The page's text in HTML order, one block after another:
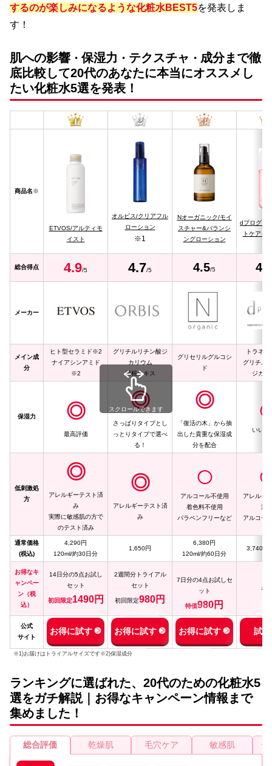
するのが楽しみになるような化粧水BEST5を発表しま
す！
肌への影響 ・保湿力 ・ テクスチャ ・ 成分まで徹
底比較して20代のあなたに本当にオススメし
たい化粧水5選を発表！
商品名※
ETVOS/アルティモ
イスト
オルビス/クリアフル
ローション
※1
Nオーガニック/モイ
スチャー&バランシ
ングローション
dプログラ
トケアロ
総合得点 4.9/5 4.7/5 4.5/5 4.4
メーカー
メイン成
分
ヒト型セラミド※2
ナイアシンアミド
※2
グリチルリチン酸ジ
カリウム
紫根エキス
グリセリルグルコシ
ド
トラネキ
グリチル
ジカリ
保湿力 ◎
最高評価
◎
さっぱりタイプとし
っとりタイプで選べ
る！
◎
「復活の木」から抽
出した貴重な保湿成
分を配合
いい感
低刺激処
方
◎
アレルギーテスト済
み
実際に敏感肌の方で
のテスト済み
◎
アレルギーテスト済
み
◯
アルコール不使用
着色料不使用
パラペンフリーなど
アレルギ
済
アルコー
通常価格
(税込)
4,290円
120ml/約30日分
1,650円
6,380円
120ml/約60日分
3,740円/
お得なキ
ャンペー
ン （税
込）
14日分の5点お試し
セット
初回限定1490円
2週間分トライアル
セット
初回限定980円
7日分の4点お試しセ
ット
特価980円
な
公式
サイト
お得に試す お得に試す お得に試す 試す
スクロールできます
※1)お届けはトライアルサイズです※2)保湿成分
ランキングに選ばれた、20代のための化粧水5
選をガチ解説｜お得なキャンペーン情報まで
集めました！
総合評価 乾燥肌 毛穴ケア 敏感肌 シ